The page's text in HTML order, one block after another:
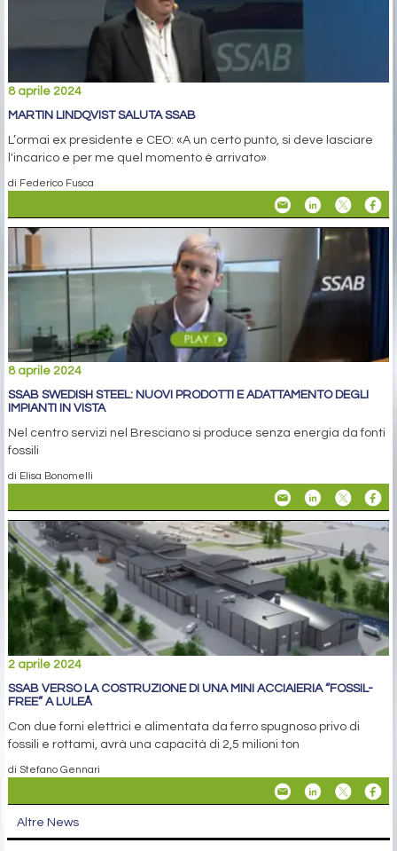
8 aprile 2024
MARTIN LINDQVIST SALUTA SSAB
L’ormai ex presidente e CEO: «A un certo punto, si deve lasciare
l'incarico e per me quel momento è arrivato»
di Federico Fusca
8 aprile 2024
SSAB SWEDISH STEEL: NUOVI PRODOTTI E ADATTAMENTO DEGLI
IMPIANTI IN VISTA
Nel centro servizi nel Bresciano si produce senza energia da fonti
fossili
di Elisa Bonomelli
2 aprile 2024
SSAB VERSO LA COSTRUZIONE DI UNA MINI ACCIAIERIA “FOSSIL-
FREE” A LULEÅ
Con due forni elettrici e alimentata da ferro spugnoso privo di
fossili e rottami, avrà una capacità di 2,5 milioni ton
di Stefano Gennari
Altre News